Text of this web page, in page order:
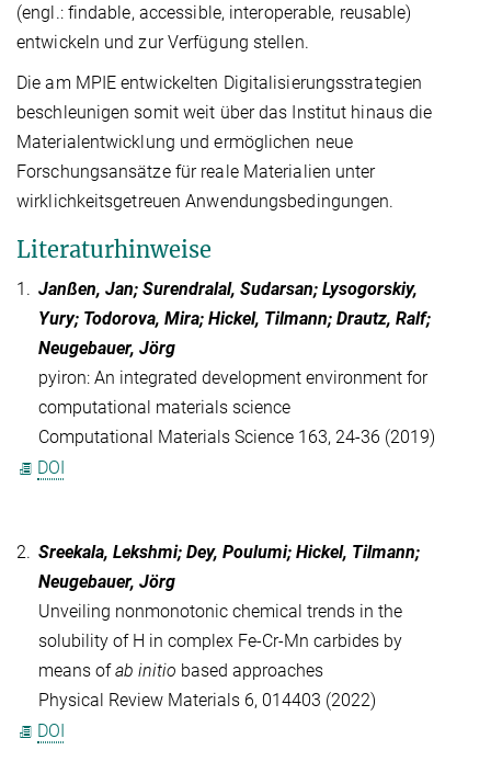
(engl.: findable, accessible, interoperable, reusable)
entwickeln und zur Verfügung stellen.
Die am MPIE entwickelten Digitalisierungsstrategien
beschleunigen somit weit über das Institut hinaus die
Materialentwicklung und ermöglichen neue
Forschungsansätze für reale Materialien unter
wirklichkeitsgetreuen Anwendungsbedingungen.
Literaturhinweise
1. Janßen, Jan; Surendralal, Sudarsan; Lysogorskiy,
Yury; Todorova, Mira; Hickel, Tilmann; Drautz, Ralf;
Neugebauer, Jörg
pyiron: An integrated development environment for
computational materials science
Computational Materials Science 163, 24-36 (2019)
DOI
2. Sreekala, Lekshmi; Dey, Poulumi; Hickel, Tilmann;
Neugebauer, Jörg
Unveiling nonmonotonic chemical trends in the
solubility of H in complex Fe-Cr-Mn carbides by
means ofab initio based approaches
Physical Review Materials 6, 014403 (2022)
DOI